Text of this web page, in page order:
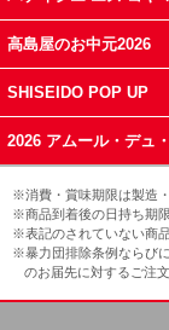
高島屋のお中元2026
SHISEIDO POP UP
2026 アムール・デュ
※消費・賞味期限は製造
※商品到着後の日持ち期
※表記のされていない商
※暴力団排除条例ならび
のお届先に対するご注